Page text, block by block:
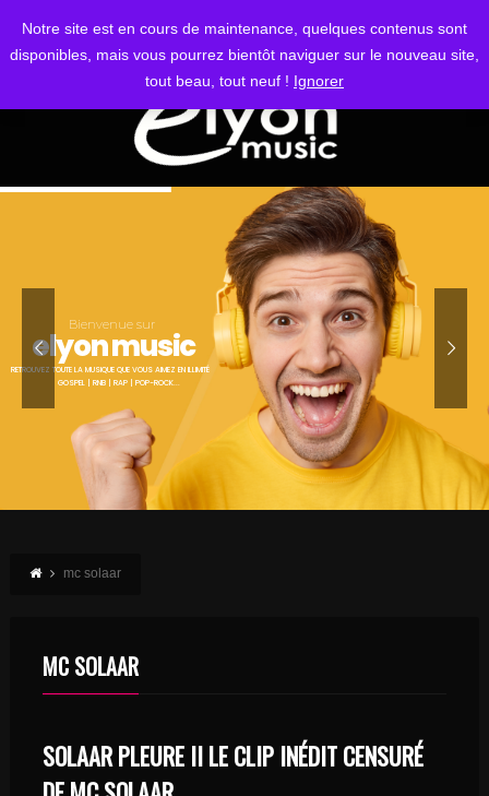
Notre site est en cours de maintenance, quelques contenus sont
disponibles, mais vous pourrez bientôt naviguer sur le nouveau site,
tout beau, tout neuf ! Ignorer
S'IDENTIFIER
Bienvenue sur
elyon music
RETROUVEZ TOUTE LA MUSIQUE QUE VOUS AIMEZ EN ILLIMITÉ
GOSPEL | RNB | RAP | POP-ROCK...
mc solaar
MC SOLAAR
SOLAAR PLEURE II LE CLIP INÉDIT CENSURÉ